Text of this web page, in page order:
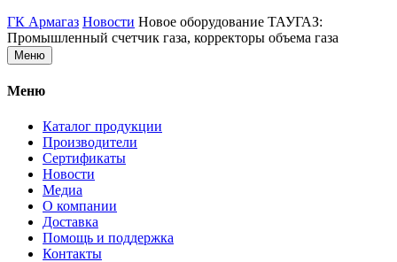
ГК Армагаз Новости Новое оборудование ТАУГАЗ:
Промышленный счетчик газа, корректоры объема газа
Меню
Меню
Каталог продукции
Производители
Сертификаты
Новости
Медиа
О компании
Доставка
Помощь и поддержка
Контакты